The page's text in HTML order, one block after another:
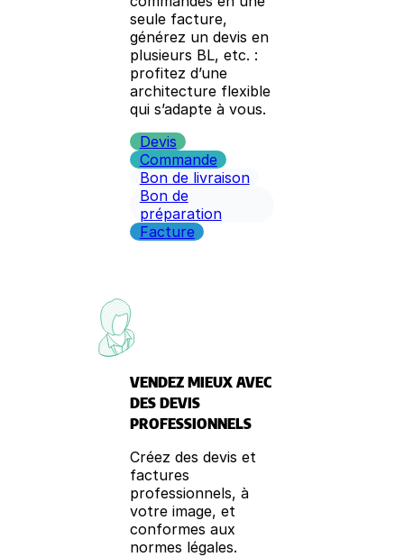
seule facture,
générez un devis en
plusieurs BL, etc. :
profitez d’une
architecture flexible
qui s’adapte à vous.
Devis
Commande
Bon de livraison
Bon de
préparation
Facture
VENDEZ MIEUX AVEC
DES DEVIS
PROFESSIONNELS
Créez des devis et
factures
professionnels, à
votre image, et
conformes aux
normes légales.